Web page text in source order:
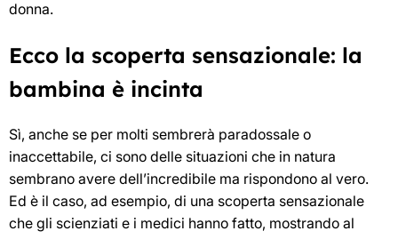
donna.
Ecco la scoperta sensazionale: la
bambina è incinta
Sì, anche se per molti sembrerà paradossale o
inaccettabile, ci sono delle situazioni che in natura
sembrano avere dell’incredibile ma rispondono al vero.
Ed è il caso, ad esempio, di una scoperta sensazionale
che gli scienziati e i medici hanno fatto, mostrando al